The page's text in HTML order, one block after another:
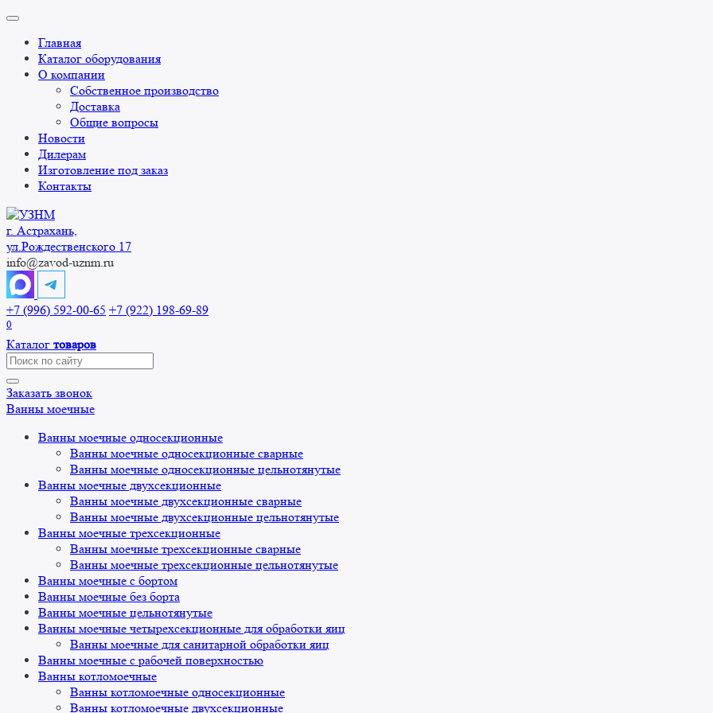
Перейти
содержанию
Главная
Каталог оборудования
О компании
Собственное производство
Доставка
Общие вопросы
Новости
Дилерам
Изготовление под заказ
Контакты
г. Астрахань,
ул.Рождественского 17
info@zavod-uznm.ru
+7 (996) 592-00-65 +7 (922) 198-69-89
0
Каталог товаров
Search
for:
Заказать звонок
Ванны моечные
Ванны моечные односекционные
Ванны моечные односекционные сварные
Ванны моечные односекционные цельнотянутые
Ванны моечные двухсекционные
Ванны моечные двухсекционные сварные
Ванны моечные двухсекционные цельнотянутые
Ванны моечные трехсекционные
Ванны моечные трехсекционные сварные
Ванны моечные трехсекционные цельнотянутые
Ванны моечные с бортом
Ванны моечные без борта
Ванны моечные цельнотянутые
Ванны моечные четырехсекционные для обработки яиц
Ванны моечные для санитарной обработки яиц
Ванны моечные с рабочей поверхностью
Ванны котломоечные
Ванны котломоечные односекционные
Ванны котломоечные двухсекционные